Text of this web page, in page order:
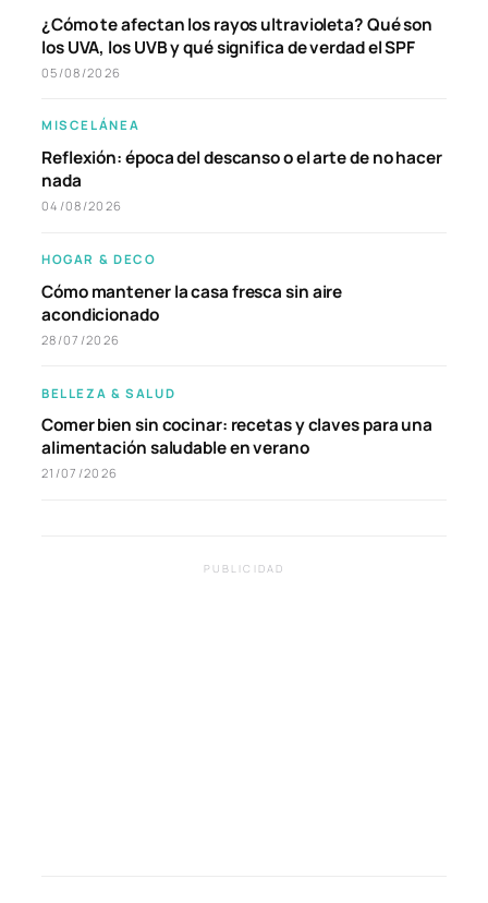
¿Cómo te afectan los rayos ultravioleta? Qué son
los UVA, los UVB y qué significa de verdad el SPF
05/08/2026
MISCELÁNEA
Reflexión: época del descanso o el arte de no hacer
nada
04/08/2026
HOGAR & DECO
Cómo mantener la casa fresca sin aire
acondicionado
28/07/2026
BELLEZA & SALUD
Comer bien sin cocinar: recetas y claves para una
alimentación saludable en verano
21/07/2026
PUBLICIDAD